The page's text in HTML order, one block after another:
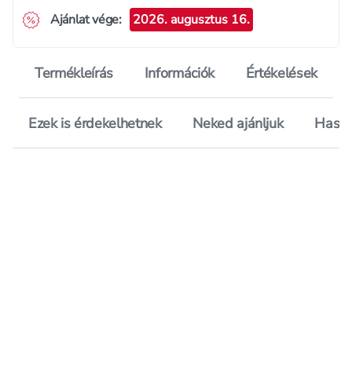
Ajánlat vége: 2026. augusztus 16.
Termékleírás Információk Értékelések
Ezek is érdekelhetnek Neked ajánljuk